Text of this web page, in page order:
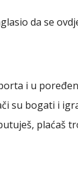
da se
i u
su bogati i
plaćaš